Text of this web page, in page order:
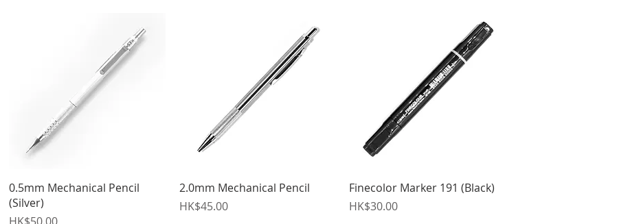
快速瀏覽
0.5mm Mechanical Pencil
(Silver)
價格
快速瀏覽
2.0mm Mechanical Pencil
價格
HK$45.00
快速瀏覽
Finecolor Marker 191 (Black)
價格
HK$30.00